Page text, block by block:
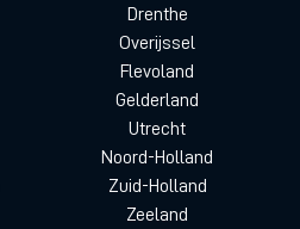
Drenthe
Overijssel
Flevoland
Gelderland
Utrecht
Noord-Holland
Zuid-Holland
Zeeland